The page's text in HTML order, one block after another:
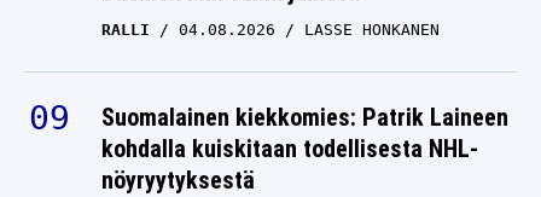
RALLI 04.08.2026 LASSE HONKANEN
Suomalainen kiekkomies: Patrik Laineen
kohdalla kuiskitaan todellisesta NHL-
nöyryytyksestä